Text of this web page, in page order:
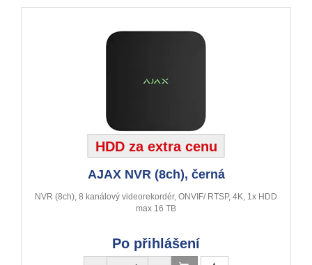
HDD za extra cenu
AJAX NVR (8ch), černá
NVR (8ch), 8 kanálový videorekordér, ONVIF/ RTSP, 4K, 1x HDD
max 16 TB
Po přihlášení